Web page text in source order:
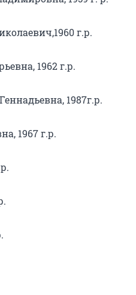
г.р.
1962 г.р.
1987г.р.
1967 г.р.